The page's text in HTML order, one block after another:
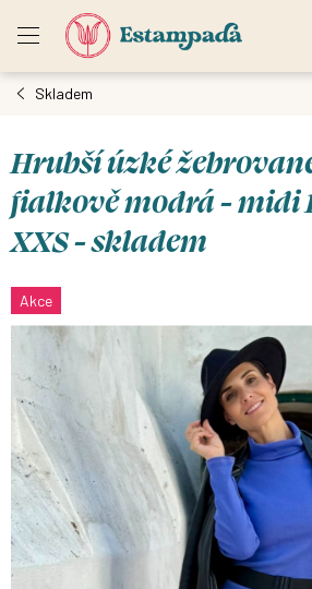
Skladem
Hrubší úzké
fialkově modrá - midi
XXS - skladem
Akce